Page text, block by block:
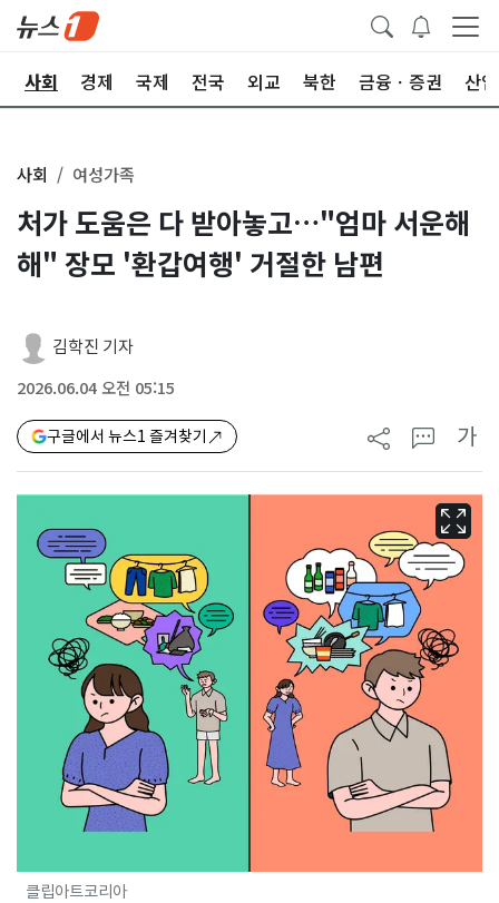
사회 경제 국제 전국 외교 북한 금융ㆍ증권 산업
사회 여성가족
처가 도움은 다 받아놓고…"엄마 서운해
해" 장모 '환갑여행' 거절한 남편
김학진 기자
2026.06.04 오전 05:15
구글에서 뉴스1 즐겨찾기 가
클립아트코리아